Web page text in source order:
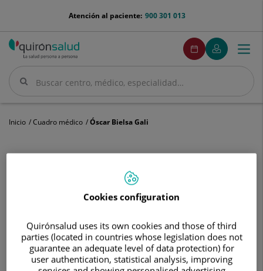
menu-
900 301 013
Atención al paciente:
Buscar
Buscar
menuPedirCita
Pedir
cita
Mi
Quirónsalud
Menú
Inicio Cuadro médico Óscar Bielsa Gali
FACULTATIVO ESPECIALISTA UROLOGÍA
UROLOGÍA
Cookies configuration
Quirónsalud uses its own cookies and those of third
parties (located in countries whose legislation does not
guarantee an adequate level of data protection) for
user authentication, statistical analysis, improving